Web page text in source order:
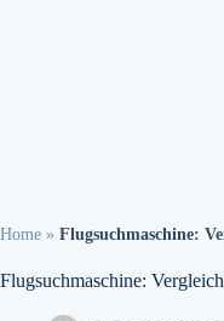
Home » Flugsuchmaschine:
Flugsuchmaschine: